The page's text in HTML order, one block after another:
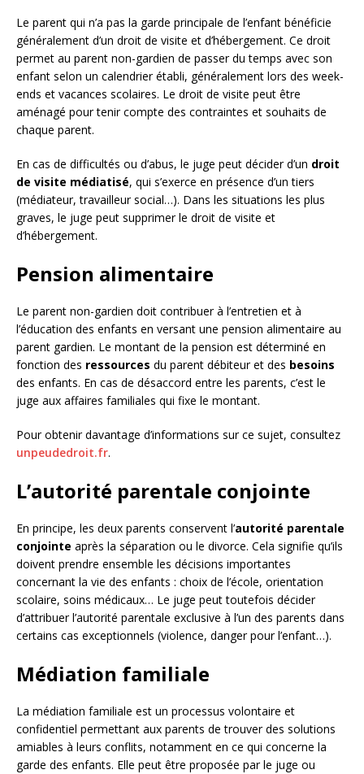
Le parent qui n’a pas la garde principale de l’enfant bénéficie
généralement d’un droit de visite et d’hébergement. Ce droit
permet au parent non-gardien de passer du temps avec son
enfant selon un calendrier établi, généralement lors des week-
ends et vacances scolaires. Le droit de visite peut être
aménagé pour tenir compte des contraintes et souhaits de
chaque parent.
En cas de difficultés ou d’abus, le juge peut décider d’un droit
de visite médiatisé, qui s’exerce en présence d’un tiers
(médiateur, travailleur social…). Dans les situations les plus
graves, le juge peut supprimer le droit de visite et
d’hébergement.
Pension alimentaire
Le parent non-gardien doit contribuer à l’entretien et à
l’éducation des enfants en versant une pension alimentaire au
parent gardien. Le montant de la pension est déterminé en
fonction des ressources du parent débiteur et des besoins
des enfants. En cas de désaccord entre les parents, c’est le
juge aux affaires familiales qui fixe le montant.
Pour obtenir davantage d’informations sur ce sujet, consultez
unpeudedroit.fr.
L’autorité parentale conjointe
En principe, les deux parents conservent l’autorité parentale
conjointe après la séparation ou le divorce. Cela signifie qu’ils
doivent prendre ensemble les décisions importantes
concernant la vie des enfants : choix de l’école, orientation
scolaire, soins médicaux… Le juge peut toutefois décider
d’attribuer l’autorité parentale exclusive à l’un des parents dans
certains cas exceptionnels (violence, danger pour l’enfant…).
Médiation familiale
La médiation familiale est un processus volontaire et
confidentiel permettant aux parents de trouver des solutions
amiables à leurs conflits, notamment en ce qui concerne la
garde des enfants. Elle peut être proposée par le juge ou